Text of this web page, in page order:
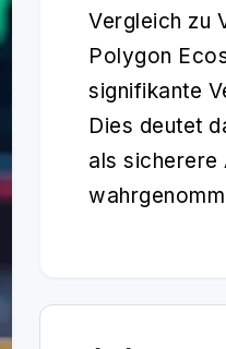
Vergleich zu
Polygon
signifikante
Dies deutet
als sicherere